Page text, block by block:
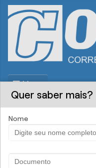
Menu
Condo
Corretora de
Quer saber mais?
Nome